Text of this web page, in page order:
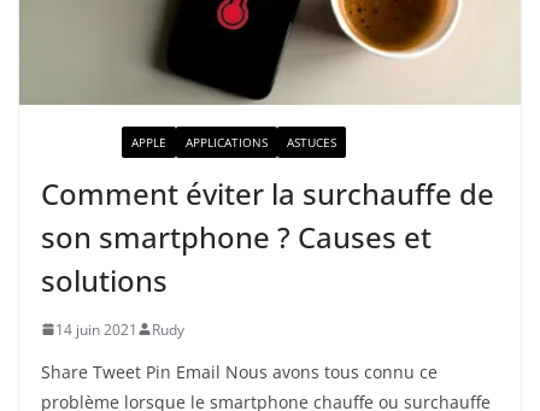
APPLE APPLICATIONS ASTUCES
Comment éviter la surchauffe de
son smartphone ? Causes et
solutions
14 juin 2021 Rudy
Share Tweet Pin Email Nous avons tous connu ce
problème lorsque le smartphone chauffe ou surchauffe